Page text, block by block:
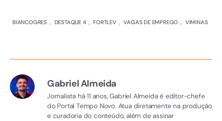
BIANCOGRES , DESTAQUE 4 , FORTLEV , VAGAS DE EMPREGO , VIMINAS
Gabriel Almeida
Jornalista há 11 anos, Gabriel Almeida é editor-chefe
do Portal Tempo Novo. Atua diretamente na produção
e curadoria do conteúdo, além de assinar